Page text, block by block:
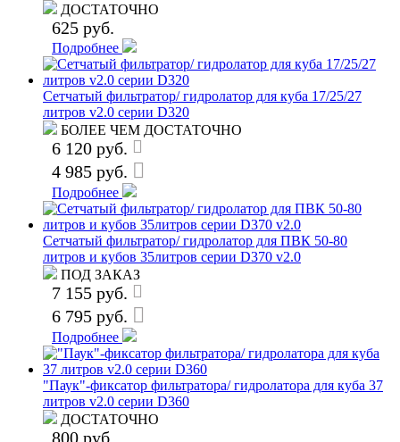
ДОСТАТОЧНО
625 руб.
Подробнее
Сетчатый фильтратор/ гидролатор для куба 17/25/27
литров v2.0 серии D320
БОЛЕЕ ЧЕМ ДОСТАТОЧНО
6 120 руб.
4 985 руб.
Подробнее
Сетчатый фильтратор/ гидролатор для ПВК 50-80
литров и кубов 35литров серии D370 v2.0
ПОД ЗАКАЗ
7 155 руб.
6 795 руб.
Подробнее
"Паук"-фиксатор фильтратора/ гидролатора для куба 37
литров v2.0 серии D360
ДОСТАТОЧНО
800 руб.